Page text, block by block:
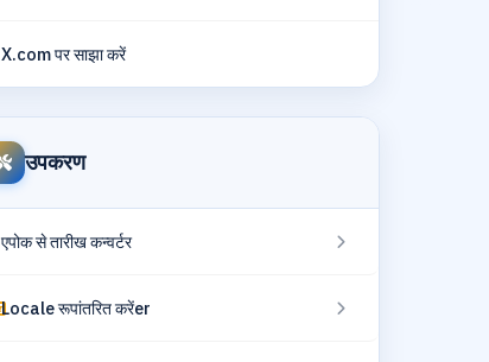
X.com पर साझा करें
उपकरण
एपोक से तारीख कन्वर्टर
Locale रूपांतरित करेंer